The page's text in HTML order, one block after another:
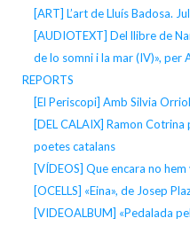
[ART] L’art de Lluís Badosa.
[AUDIOTEXT] Del llibre de
de lo somni i la mar (IV)», per
REPORTS
[El Periscopi] Amb Silvia
[DEL CALAIX] Ramon
poetes catalans
[VÍDEOS] Que encara no
[OCELLS] «Eina», de Josep
[VIDEOALBUM] «Pedalada